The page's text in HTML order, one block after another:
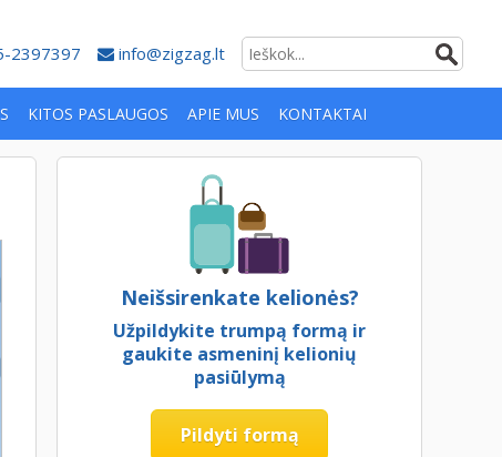
2397397 info@zigzag.lt
KITOS PASLAUGOS APIE MUS KONTAKTAI
Neišsirenkate kelionės?
Užpildykite trumpą formą ir
gaukite asmeninį kelionių
pasiūlymą
Pildyti formą